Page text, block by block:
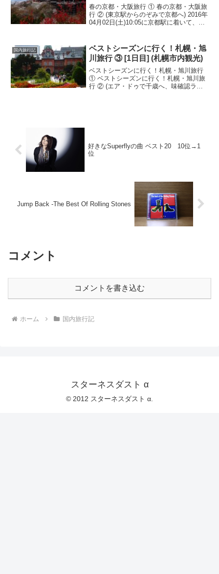
春の京都・大阪旅行 ① 春の京都・大阪旅
行 ② (東京駅からのぞみで京都へ) 2016年
04月02日(土)10:05に京都駅に着いて、ま
が2日間乗り放題になる切符を買っ...
国内旅行記
ベストシーズンに行く！札幌・旭
川旅行 ③ [1日目] (札幌市内観光)
ベストシーズンに行く！札幌・旭川旅行
① ベストシーズンに行く！札幌・旭川旅
行 ② (エア・ドゥで千歳へ、味確認ラー
好きなSuperflyの曲 ベスト20 10位→1
位
Jump Back -The Best Of Rolling Stones
コメント
コメントを書き込む
ホーム 国内旅行記
スターネスダスト α
© 2012 スターネスダスト α.